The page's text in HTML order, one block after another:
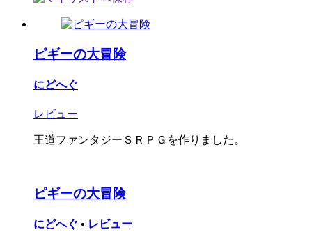
ピギーの大冒険
にどへぐ
レビュー
王道ファンタジーＳＲＰＧを作りました。
ピギーの大冒険
にどへぐ • レビュー